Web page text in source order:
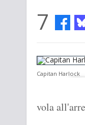
7
Capitan Harlock
vola